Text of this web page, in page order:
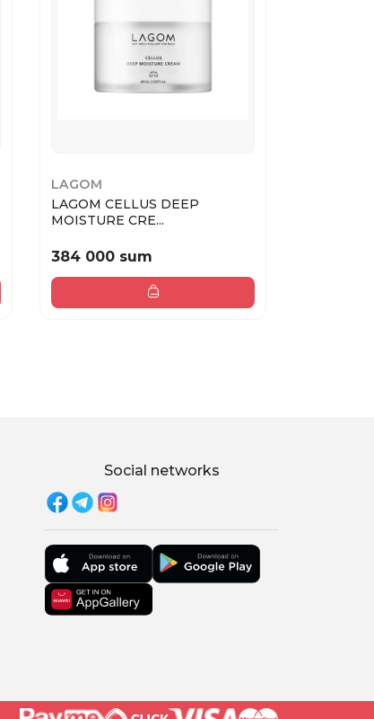
LAGOM
LAGOM CELLUS DEEP
MOISTURE CRE...
384 000 sum
Social networks